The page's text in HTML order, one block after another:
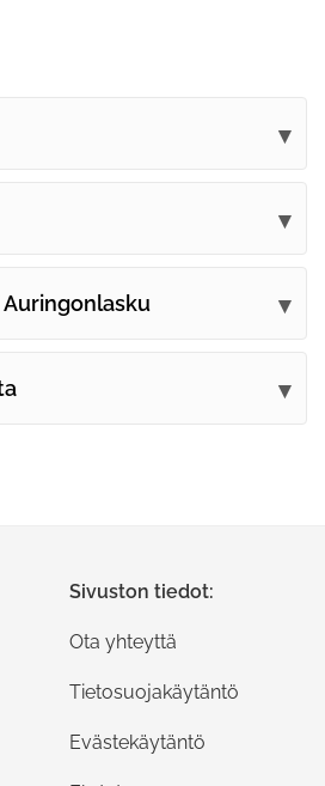
Sivuston tiedot:
Ota yhteyttä
Tietosuojakäytäntö
Evästekäytäntö